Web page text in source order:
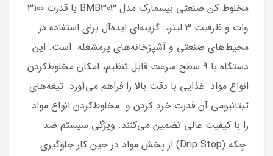
مخلوط کن صنعتی بیسمارک مدل BMB303 با قدرت 3100
وات و ظرفیت 3 لیتر، گزینه‌ای ایده‌آل برای استفاده در
محیط‌های صنعتی و آشپزخانه‌های پرمشغله است. این
دستگاه با 9 سطح سرعت قابل تنظیم، امکان مخلوط‌کردن
انواع مواد غذایی با دقت بالا را فراهم می‌آورد. تیغه‌های
تیتانیومی آن قدرت خرد کردن و مخلوط‌کردن انواع مواد
را با کیفیت عالی تضمین می‌کنند. ویژگی سیستم ضد
چکه (Drip Stop) از پخش مواد در حین کار جلوگیری